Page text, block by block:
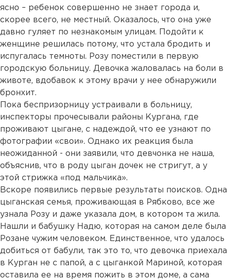
ясно – ребенок совершенно не знает города и,
скорее всего, не местный. Оказалось, что она уже
давно гуляет по незнакомым улицам. Подойти к
женщине решилась потому, что устала бродить и
испугалась темноты. Розу поместили в первую
городскую больницу. Девочка жаловалась на боли в
животе, вдобавок к этому врачи у нее обнаружили
бронхит.
Пока беспризорницу устраивали в больницу,
инспекторы прочесывали районы Кургана, где
проживают цыгане, с надеждой, что ее узнают по
фотографии «свои». Однако их реакция была
неожиданной - они заявили, что девчонка не наша,
объяснив, что в роду цыган дочек не стригут, а у
этой стрижка «под мальчика».
Вскоре появились первые результаты поисков. Одна
цыганская семья, проживающая в Рябково, все же
узнала Розу и даже указала дом, в котором та жила.
Нашли и бабушку Надю, которая на самом деле была
Розане чужим человеком. Единственное, что удалось
добиться от бабули, так это то, что девочка приехала
в Курган не с папой, а с цыганкой Мариной, которая
оставила ее на время пожить в этом доме, а сама